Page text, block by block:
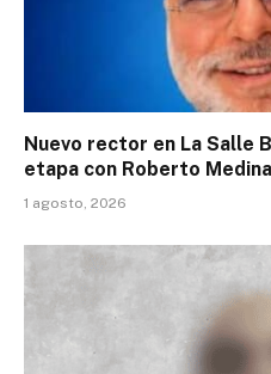
Nuevo rector en La Salle
etapa con Roberto
1 agosto, 2026